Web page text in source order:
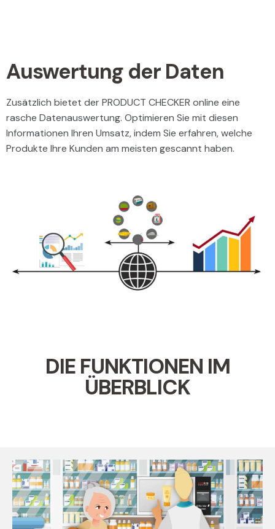
Auswertung der Daten
Zusätzlich bietet der PRODUCT CHECKER online eine
rasche Datenauswertung. Optimieren Sie mit diesen
Informationen Ihren Umsatz, indem Sie erfahren, welche
Produkte Ihre Kunden am meisten gescannt haben.
DIE FUNKTIONEN IM
ÜBERBLICK